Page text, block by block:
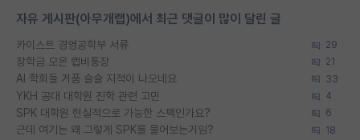
자유 게시판(아무개랩)에서 최근 댓글이 많이 달린 글
카이스트 경영공학부 서류 29
장학금 모은 랩비통장 21
AI 학회들 거품 슬슬 지적이 나오네요 33
YKH 공대 대학원 진학 관련 고민 4
SPK 대학원 현실적으로 가능한 스펙인가요? 6
근데 여기는 왜 그렇게 SPK를 물어보는거임? 18